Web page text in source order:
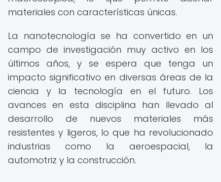
materiales con características únicas.
La nanotecnología se ha convertido en un
campo de investigación muy activo en los
últimos años, y se espera que tenga un
impacto significativo en diversas áreas de la
ciencia y la tecnología en el futuro. Los
avances en esta disciplina han llevado al
desarrollo de nuevos materiales más
resistentes y ligeros, lo que ha revolucionado
industrias como la aeroespacial, la
automotriz y la construcción.